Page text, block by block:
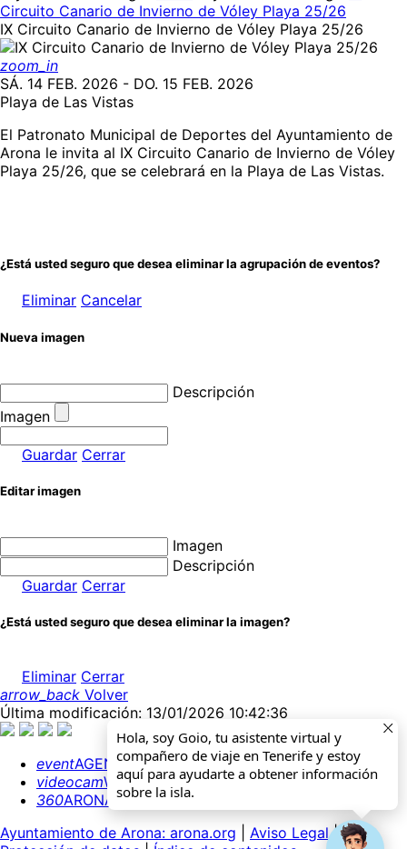
Hola, soy Goio, tu asistente virtual y
compañero de viaje en Tenerife y estoy
aquí para ayudarte a obtener información
sobre la isla.
Circuito Canario de Invierno de Vóley Playa 25/26
IX Circuito Canario de Invierno de Vóley Playa 25/26
zoom_in
SÁ. 14 FEB. 2026 - DO. 15 FEB. 2026
Playa de Las Vistas
El Patronato Municipal de Deportes del Ayuntamiento de
Arona le invita al IX Circuito Canario de Invierno de Vóley
Playa 25/26, que se celebrará en la Playa de Las Vistas.
¿Está usted seguro que desea eliminar la agrupación de eventos?
Eliminar Cancelar
Nueva imagen
Descripción
Imagen
Guardar Cerrar
Editar imagen
Imagen
Descripción
Guardar Cerrar
¿Está usted seguro que desea eliminar la imagen?
Eliminar Cerrar
arrow_back Volver
Última modificación: 13/01/2026 10:42:36
eventAGENDA
videocamWEBCAMS
360ARONA 360º
Ayuntamiento de Arona: arona.org
Aviso Legal|